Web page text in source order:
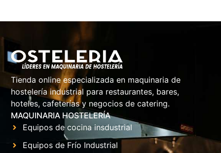
Tienda online especializada en maquinaria de
hostelería industrial para restaurantes, bares,
hoteles, cafeterías y negocios de catering.
MAQUINARIA HOSTELERÍA
Equipos de cocina insdustrial
Equipos de Frío Industrial